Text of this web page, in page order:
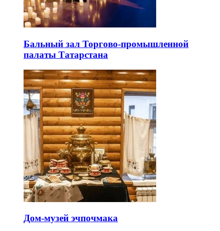
Бальный зал Торгово-промышленной
палаты Татарстана
Дом-музей эчпочмака